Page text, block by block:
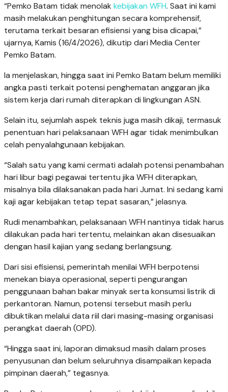
“Pemko Batam tidak menolak kebijakan WFH. Saat ini kami
masih melakukan penghitungan secara komprehensif,
terutama terkait besaran efisiensi yang bisa dicapai,”
ujarnya, Kamis (16/4/2026), dikutip dari Media Center
Pemko Batam.
Ia menjelaskan, hingga saat ini Pemko Batam belum memiliki
angka pasti terkait potensi penghematan anggaran jika
sistem kerja dari rumah diterapkan di lingkungan ASN.
Selain itu, sejumlah aspek teknis juga masih dikaji, termasuk
penentuan hari pelaksanaan WFH agar tidak menimbulkan
celah penyalahgunaan kebijakan.
“Salah satu yang kami cermati adalah potensi penambahan
hari libur bagi pegawai tertentu jika WFH diterapkan,
misalnya bila dilaksanakan pada hari Jumat. Ini sedang kami
kaji agar kebijakan tetap tepat sasaran,” jelasnya.
Rudi menambahkan, pelaksanaan WFH nantinya tidak harus
dilakukan pada hari tertentu, melainkan akan disesuaikan
dengan hasil kajian yang sedang berlangsung.
Dari sisi efisiensi, pemerintah menilai WFH berpotensi
menekan biaya operasional, seperti pengurangan
penggunaan bahan bakar minyak serta konsumsi listrik di
perkantoran. Namun, potensi tersebut masih perlu
dibuktikan melalui data riil dari masing-masing organisasi
perangkat daerah (OPD).
“Hingga saat ini, laporan dimaksud masih dalam proses
penyusunan dan belum seluruhnya disampaikan kepada
pimpinan daerah,” tegasnya.